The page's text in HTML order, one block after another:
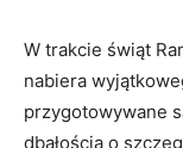
W trakcie świąt
nabiera⁢
przygotowywane
dbałością o⁤